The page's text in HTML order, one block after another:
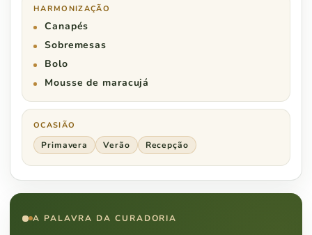
HARMONIZAÇÃO
Canapés
Sobremesas
Bolo
Mousse de maracujá
OCASIÃO
Primavera Verão Recepção
A PALAVRA DA CURADORIA